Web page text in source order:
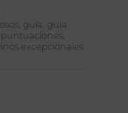
guía guia
puntuaciones
excepcionales